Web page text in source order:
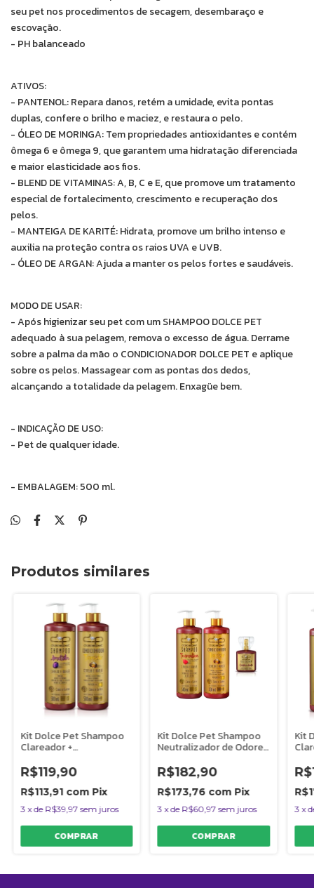
seu pet nos procedimentos de secagem, desembaraço e
escovação.
- PH balanceado
ATIVOS:
- PANTENOL: Repara danos, retém a umidade, evita pontas
duplas, confere o brilho e maciez, e restaura o pelo.
- ÓLEO DE MORINGA: Tem propriedades antioxidantes e contém
ômega 6 e ômega 9, que garantem uma hidratação diferenciada
e maior elasticidade aos fios.
- BLEND DE VITAMINAS: A, B, C e E, que promove um tratamento
especial de fortalecimento, crescimento e recuperação dos
pelos.
- MANTEIGA DE KARITÉ: Hidrata, promove um brilho intenso e
auxilia na proteção contra os raios UVA e UVB.
- ÓLEO DE ARGAN: Ajuda a manter os pelos fortes e saudáveis.
MODO DE USAR:
- Após higienizar seu pet com um SHAMPOO DOLCE PET
adequado à sua pelagem, remova o excesso de água. Derrame
sobre a palma da mão o CONDICIONADOR DOLCE PET e aplique
sobre os pelos. Massagear com as pontas dos dedos,
alcançando a totalidade da pelagem. Enxagüe bem.
- INDICAÇÃO DE USO:
- Pet de qualquer idade.
- EMBALAGEM: 500 ml.
Produtos similares
Kit Dolce Pet Shampoo
Clareador +
Avelã Cães e Gatos 500
ml
R$119,90
R$113,91 com Pix
3 xde R$39,97 sem juros
Kit Dolce Pet Shampoo
Neutralizador de Odores
Perfume Cereja e Avelã
Cães e Gatos
R$182,90
R$173,76 com Pix
3 xde R$60,97 sem juros
Kit
3 x